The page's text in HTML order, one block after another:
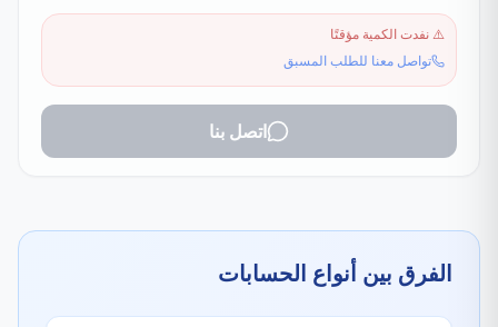
⚠️ نفدت الكمية مؤقتًا
تواصل معنا للطلب المسبق
اتصل بنا
الفرق بين أنواع الحسابات